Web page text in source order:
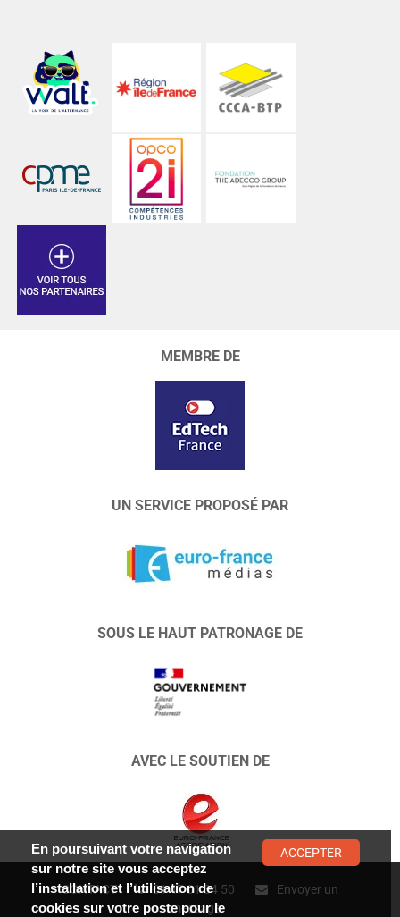
MEMBRE DE
UN SERVICE PROPOSÉ PAR
SOUS LE HAUT PATRONAGE DE
AVEC LE SOUTIEN DE
CONTACT : 01 47 01 34 50
Envoyer un
message
En poursuivant votre navigation
sur notre site vous acceptez
l’installation et l’utilisation de
cookies sur votre poste pour le
ACCEPTER